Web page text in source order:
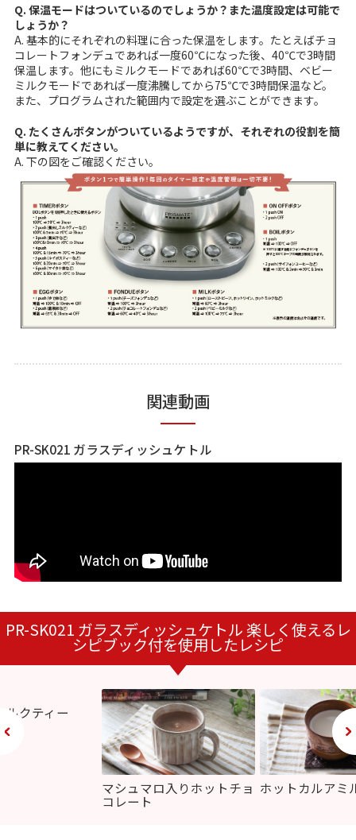
Q. 保温モードはついているのでしょうか？また温度設定は可能で
しょうか？
A. 基本的にそれぞれの料理に合った保温をします。たとえばチョ
コレートフォンデュであれば一度60℃になった後、40℃で3時間
保温します。他にもミルクモードであれば60℃で3時間、ベビー
ミルクモードであれば一度沸騰してから75℃で3時間保温など。
また、プログラムされた範囲内で設定を選ぶことができます。
Q. たくさんボタンがついているようですが、それぞれの役割を簡
単に教えてください。
A. 下の図をご確認ください。
関連動画
PR-SK021 ガラスディッシュケトル
PR-SK021 ガラスディッシュケトル 楽しく使えるレ
シピブック付を使用したレシピ
ルクティー
マシュマロ入りホットチョ
コレート
ホットカルアミ